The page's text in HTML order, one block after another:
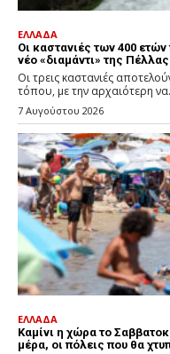
ΕΛΛΑΔΑ
Οι καστανιές των 400
νέο «διαμάντι» της Πέλλας
Οι τρεις καστανιές
τόπου, με την αρχαιότερη
7 Αυγούστου 2026
ΕΛΛΑΔΑ
Καμίνι η χώρα το
μέρα, οι πόλεις που θα